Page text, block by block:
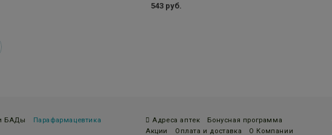
543 руб.
БАДы Парафармацевтика Адреса аптек
Бонусная программа
Акции
Оплата и доставка О Компании